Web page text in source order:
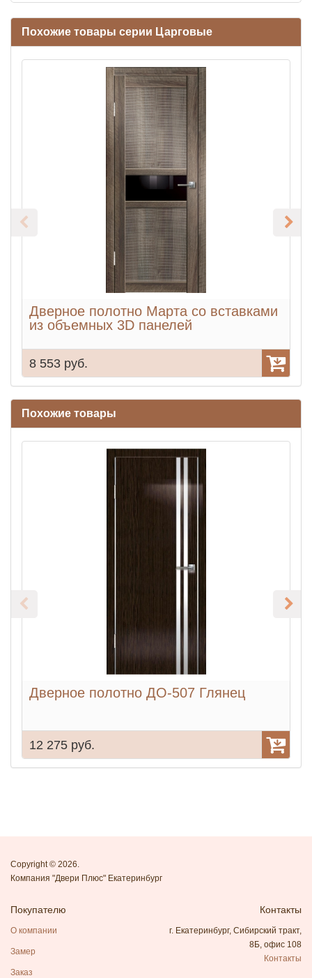
Похожие товары серии Царговые
Дверное полотно Марта со вставками
из объемных 3D панелей
8 553 руб.
Похожие товары
Дверное полотно ДО-507 Глянец
12 275 руб.
Copyright © 2026.
Компания "Двери Плюс" Екатеринбург
Покупателю
О компании
Замер
Заказ
Контакты
г. Екатеринбург, Сибирский тракт,
8Б, офис 108
Контакты